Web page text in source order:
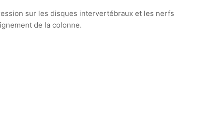
sur les disques intervertébraux et les nerfs
de la colonne.